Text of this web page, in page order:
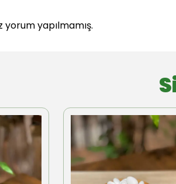
yorum yapılmamış.